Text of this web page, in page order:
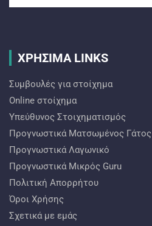
ΧΡΗΣΙΜΑ LINKS
Συμβουλές για στοίχημα
Online στοίχημα
Υπεύθυνος Στοιχηματισμός
Προγνωστικά Ματσωμένος Γάτος
Προγνωστικά Λαγωνικό
Προγνωστικά Mικρός Guru
Πολιτική Απορρήτου
Όροι Χρήσης
Σχετικά με εμάς